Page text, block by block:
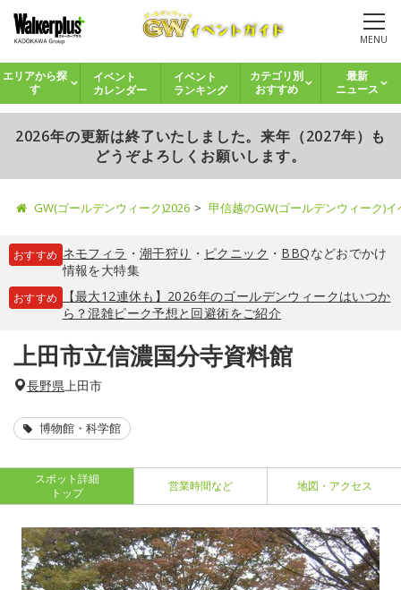
MENU
エリアから探
す
イベント
カレンダー
イベント
ランキング
カテゴリ別
おすすめ
最新
ニュース
2026年の更新は終了いたしました。来年（2027年）も
どうぞよろしくお願いします。
GW(ゴールデンウィーク)2026 甲信越のGW(ゴールデンウィーク)
おすすめ ネモフィラ ・ 潮干狩り ・ ピクニック ・ BBQなどおでかけ
情報を大特集
おすすめ
【最大12連休も】2026年のゴールデンウィークはいつか
ら？混雑ピーク予想と回避術をご紹介
上田市立信濃国分寺資料館
長野県上田市
博物館・科学館
スポット詳細
トップ
営業時間など 地図・アクセス